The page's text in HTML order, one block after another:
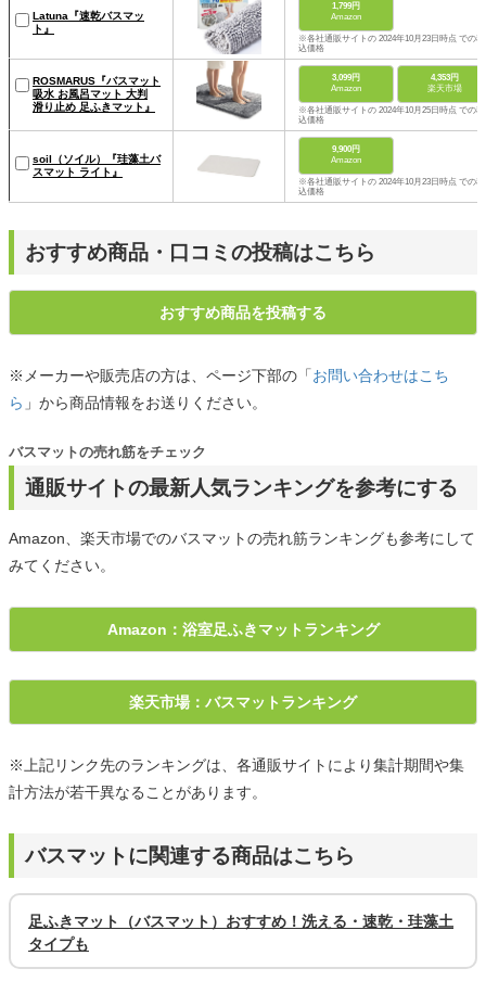
Latuna『速乾バスマッ
ト』
1,799円
Amazon
※各社通販サイトの 2024年10月23日時点 での税
込価格
ROSMARUS『バスマット
吸水 お風呂マット 大判
滑り止め 足ふきマット』
3,099円
Amazon
4,353円
楽天市場
※各社通販サイトの 2024年10月25日時点 での税
込価格
soil（ソイル）『珪藻土バ
スマット ライト』
9,900円
Amazon
※各社通販サイトの 2024年10月23日時点 での税
込価格
おすすめ商品・口コミの投稿はこちら
おすすめ商品を投稿する
※メーカーや販売店の方は、ページ下部の「お問い合わせはこち
ら 」から商品情報をお送りください。
通販サイトの最新人気ランキングを参考にする
バスマットの売れ筋をチェック
Amazon、楽天市場でのバスマットの売れ筋ランキングも参考にして
みてください。
Amazon：浴室足ふきマットランキング
楽天市場：バスマットランキング
※上記リンク先のランキングは、各通販サイトにより集計期間や集
計方法が若干異なることがあります。
バスマットに関連する商品はこちら
足ふきマット（バスマット）おすすめ！洗える・速乾・珪藻土
タイプも